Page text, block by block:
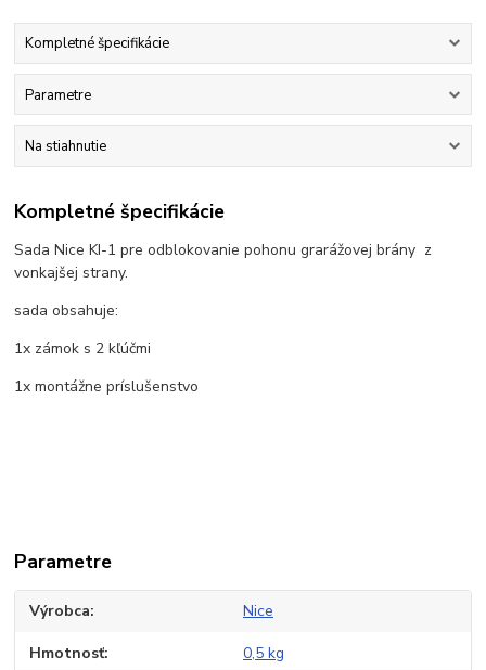
Kompletné špecifikácie
Parametre
Na stiahnutie
Kompletné špecifikácie
Sada Nice KI-1 pre odblokovanie pohonu grarážovej brány z
vonkajšej strany.
sada obsahuje:
1x zámok s 2 kľúčmi
1x montážne príslušenstvo
Parametre
Výrobca Nice
Hmotnosť 0,5 kg